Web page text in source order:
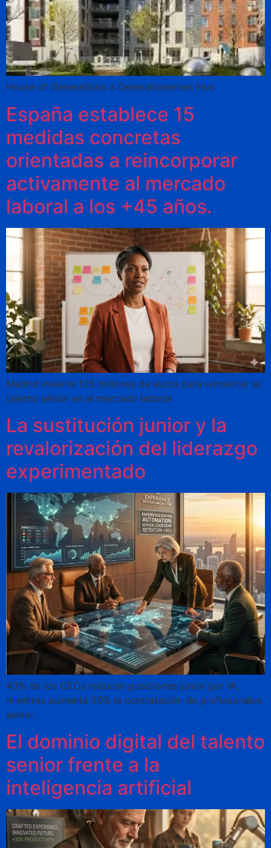
House of Generations o Generationernes Hus
España establece 15
medidas concretas
orientadas a reincorporar
activamente al mercado
laboral a los +45 años.
Madrid invierte 135 millones de euros para reinsertar al
talento sénior en el mercado laboral
La sustitución junior y la
revalorización del liderazgo
experimentado
43% de los CEOs reducen posiciones junior por IA,
mientras aumenta 30% la contratación de profesionales
senior.
El dominio digital del talento
senior frente a la
inteligencia artificial